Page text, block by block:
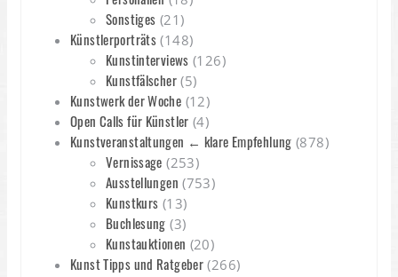
Sonstiges (21)
Künstlerporträts (148)
Kunstinterviews (126)
Kunstfälscher(5)
Kunstwerk der Woche (12)
Open Calls für Künstler (4)
Kunstveranstaltungen ← klare Empfehlung (878)
Vernissage (253)
Ausstellungen (753)
Kunstkurs (13)
Buchlesung (3)
Kunstauktionen (20)
Kunst Tipps und Ratgeber (266)